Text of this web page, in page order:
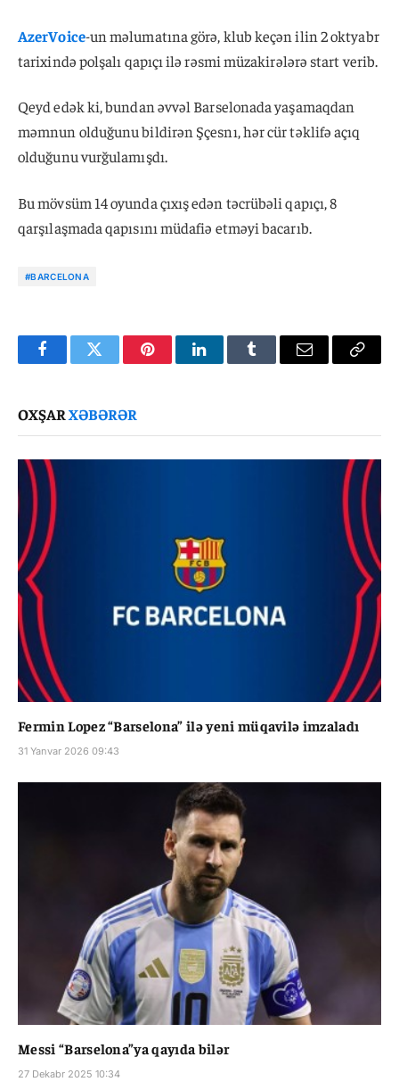
AzerVoice-un məlumatına görə, klub keçən ilin 2 oktyabr
tarixində polşalı qapıçı ilə rəsmi müzakirələrə start verib.
Qeyd edək ki, bundan əvvəl Barselonada yaşamaqdan
məmnun olduğunu bildirən Şçesnı, hər cür təklifə açıq
olduğunu vurğulamışdı.
Bu mövsüm 14 oyunda çıxış edən təcrübəli qapıçı, 8
qarşılaşmada qapısını müdafiə etməyi bacarıb.
#BARCELONA
FacebookTwitter PinterestLinkedInTumblr Email
Copy
OXŞARXƏBƏRƏR
Fermin Lopez “Barselona” ilə yeni müqavilə imzaladı
31 Yanvar 2026 09:43
Messi “Barselona”ya qayıda bilər
27 Dekabr 2025 10:34